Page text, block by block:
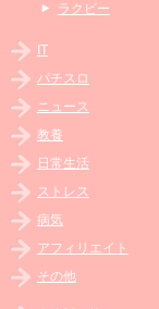
ラクビー
IT
パチスロ
ニュース
教養
日常生活
ストレス
病気
アフィリエイト
その他